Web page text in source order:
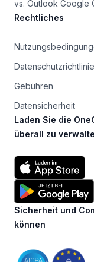
vs. Outlook Google
Rechtliches
Datenschutzrichtlinie
Gebühren
Datensicherheit
Laden Sie die
überall zu
Sicherheit und
können